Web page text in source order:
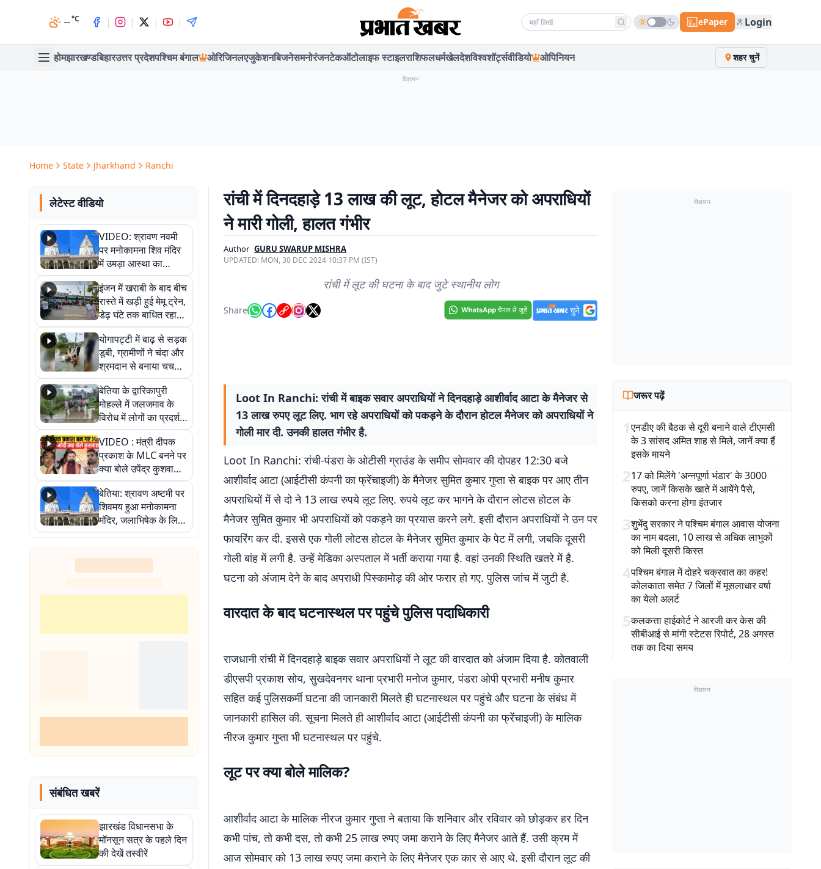
--°C | | | | Search news ePaper Login
होमझारखण्डबिहारउत्तर प्रदेशपश्चिम बंगाल ओरिजिनलएजुकेशनबिजनेसमनोरंजनटेकऑटोलाइफ स्टाइलराशिफलधर्मखेलदेशविश्वशॉर्ट्सवीडियो ओपिनियन शहर चुनें
विज्ञापन
Home State Jharkhand Ranchi
लेटेस्ट वीडियो
VIDEO: श्रावण नवमी
पर मनोकामना शिव मंदिर
में उमड़ा आस्था का
सैलाब, हर-हर महादेव के
जयघोष से गूंजा परिसर
इंजन में खराबी के बाद बीच
रास्ते में खड़ी हुई मेमू ट्रेन,
डेढ़ घंटे तक बाधित रहा
आवागमन
योगापट्टी में बाढ़ से सड़क
डूबी, ग्रामीणों ने चंदा और
श्रमदान से बनाया चचरी
पुल
बेतिया के द्वारिकापुरी
मोहल्ले में जलजमाव के
विरोध में लोगों का प्रदर्शन,
स्थायी समाधान की मांग
VIDEO : मंत्री दीपक
प्रकाश के MLC बनने पर
क्या बोले उपेंद्र कुशवाहा,
सुनिए
बेतिया: श्रावण अष्टमी पर
शिवमय हुआ मनोकामना
मंदिर, जलाभिषेक के लिए
लगी लंबी कतारें
संबंधित खबरें
झारखंड विधानसभा के
मॉनसून सत्र के पहले दिन
की देखें तस्वीरें
रांची में दिनदहाड़े 13 लाख की लूट, होटल मैनेजर को अपराधियों
ने मारी गोली, हालत गंभीर
Author GURU SWARUP MISHRA
UPDATED: MON, 30 DEC 2024 10:37 PM (IST)
रांची में लूट की घटना के बाद जुटे स्थानीय लोग
Share
Loot In Ranchi: रांची में बाइक सवार अपराधियों ने दिनदहाड़े आशीर्वाद आटा के मैनेजर से
13 लाख रुपए लूट लिए. भाग रहे अपराधियों को पकड़ने के दौरान होटल मैनेजर को अपराधियों ने
गोली मार दी. उनकी हालत गंभीर है.
Loot In Ranchi: रांची-पंडरा के ओटीसी ग्राउंड के समीप सोमवार की दोपहर 12:30 बजे
आशीर्वाद आटा (आईटीसी कंपनी का फ्रेंचाइजी) के मैनेजर सुमित कुमार गुप्ता से बाइक पर आए तीन
अपराधियों में से दो ने 13 लाख रुपये लूट लिए. रुपये लूट कर भागने के दौरान लोटस होटल के
मैनेजर सुमित कुमार भी अपराधियों को पकड़ने का प्रयास करने लगे. इसी दौरान अपराधियों ने उन पर
फायरिंग कर दी. इससे एक गोली लोटस होटल के मैनेजर सुमित कुमार के पेट में लगी, जबकि दूसरी
गोली बांह में लगी है. उन्हें मेडिका अस्पताल में भर्ती कराया गया है. वहां उनकी स्थिति खतरे में है.
घटना को अंजाम देने के बाद अपराधी पिस्कामोड़ की ओर फरार हो गए. पुलिस जांच में जुटी है.
वारदात के बाद घटनास्थल पर पहुंचे पुलिस पदाधिकारी
राजधानी रांची में दिनदहाड़े बाइक सवार अपराधियों ने लूट की वारदात को अंजाम दिया है. कोतवाली
डीएसपी प्रकाश सोय, सुखदेवनगर थाना प्रभारी मनोज कुमार, पंडरा ओपी प्रभारी मनीष कुमार
सहित कई पुलिसकर्मी घटना की जानकारी मिलते ही घटनास्थल पर पहुंचे और घटना के संबंध में
जानकारी हासिल की. सूचना मिलते ही आशीर्वाद आटा (आईटीसी कंपनी का फ्रेंचाइजी) के मालिक
नीरज कुमार गुप्ता भी घटनास्थल पर पहुंचे.
लूट पर क्या बोले मालिक?
आशीर्वाद आटा के मालिक नीरज कुमार गुप्ता ने बताया कि शनिवार और रविवार को छोड़कर हर दिन
कभी पांच, तो कभी दस, तो कभी 25 लाख रुपए जमा कराने के लिए मैनेजर आते हैं. उसी क्रम में
आज सोमवार को 13 लाख रुपए जमा कराने के लिए मैनेजर एक कार से आए थे. इसी दौरान लूट की
विज्ञापन
जरूर पढ़ें
1एनडीए की बैठक से दूरी बनाने वाले टीएमसी
के 3 सांसद अमित शाह से मिले, जानें क्या हैं
इसके मायने
217 को मिलेंगे 'अन्नपूर्णा भंडार' के 3000
रुपए, जानें किसके खाते में आयेंगे पैसे,
किसको करना होगा इंतजार
3शुभेंदु सरकार ने पश्चिम बंगाल आवास योजना
का नाम बदला, 10 लाख से अधिक लाभुकों
को मिली दूसरी किस्त
4पश्चिम बंगाल में दोहरे चक्रवात का कहर!
कोलकाता समेत 7 जिलों में मूसलाधार वर्षा
का येलो अलर्ट
5कलकत्ता हाईकोर्ट ने आरजी कर केस की
सीबीआई से मांगी स्टेटस रिपोर्ट, 28 अगस्त
तक का दिया समय
विज्ञापन